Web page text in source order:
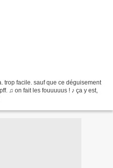
trop facile. sauf que ce déguisement
♫ on fait les fouuuuus ! ♪ ça y est,